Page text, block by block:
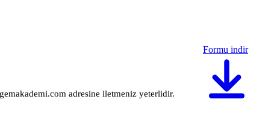
adresine iletmeniz yeterlidir.
Formu indir